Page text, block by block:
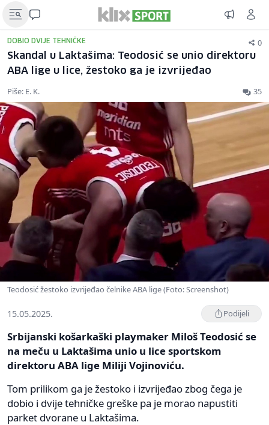
DOBIO DVIJE TEHNIČKE 0
Skandal u Laktašima: Teodosić se unio direktoru
ABA lige u lice, žestoko ga je izvrijeđao
Piše: E. K. 35
Teodosić žestoko izvrijeđao čelnike ABA lige (Foto: Screenshot)
15.05.2025. Podijeli
Srbijanski košarkaški playmaker Miloš Teodosić se
na meču u Laktašima unio u lice sportskom
direktoru ABA lige Miliji Vojinoviću.
Tom prilikom ga je žestoko i izvrijeđao zbog čega je
dobio i dvije tehničke greške pa je morao napustiti
parket dvorane u Laktašima.